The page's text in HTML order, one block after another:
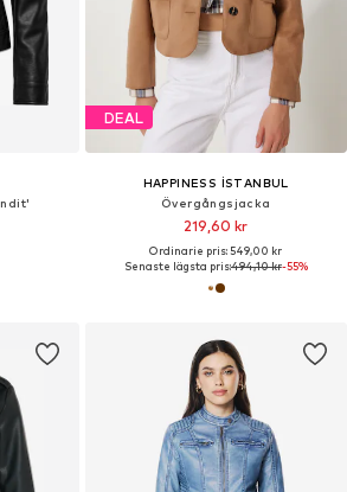
DEAL
HAPPINESS İSTANBUL
Övergångsjacka
219,60 kr
Ordinarie pris: 549,00 kr
Senaste lägsta pris:494,10 kr-55%